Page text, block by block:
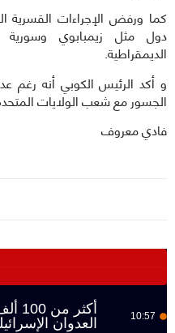
كما ورفض الإجراءات القسرية
دول مثل زيمبابوي وسورية
الديمقراطية.
و أكد الرئيس الكوبي أنه رغم
الجسور مع شعب الولايات
فادي معروف
10:57
العدوان